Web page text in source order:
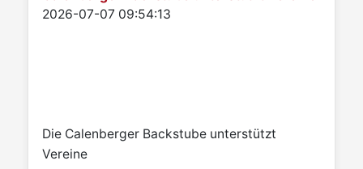
Details
2026-07-07 09:54:13
Die Calenberger Backstube unterstützt
Vereine